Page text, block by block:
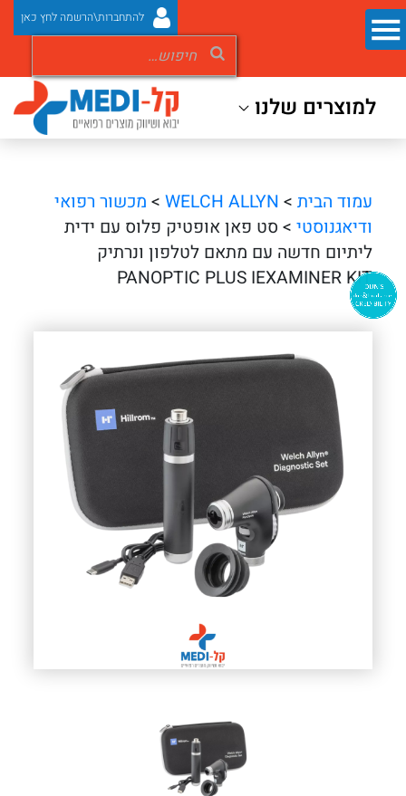
להתחברות\הרשמה לחץ כאן
למוצרים שלנו
עמוד הבית >
WELCH ALLYN
> מכשור רפואי
ודיאגנוסטי > סט פאן אופטיק פלוס עם ידית
ליתיום חדשה עם מתאם לטלפון ונרתיק
PANOPTIC PLUS IEXAMINER KIT